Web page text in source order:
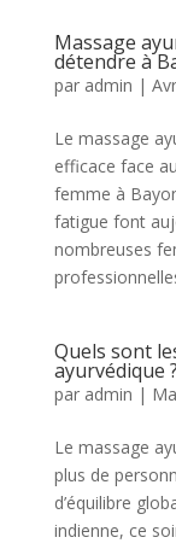
Massage
détendre à
par admin |
Le massage
efficace face
femme à
fatigue font
nombreuses
Quels sont
ayurvédique ?
par admin |
Le massage
plus de
d’équilibre
indienne, ce